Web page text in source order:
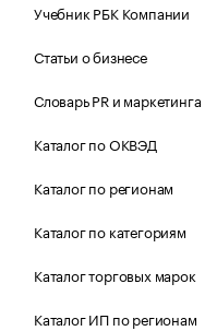
Учебник РБК Компании
Статьи о бизнесе
Словарь PR и маркетинга
Каталог по ОКВЭД
Каталог по регионам
Каталог по категориям
Каталог торговых марок
Каталог ИП по регионам